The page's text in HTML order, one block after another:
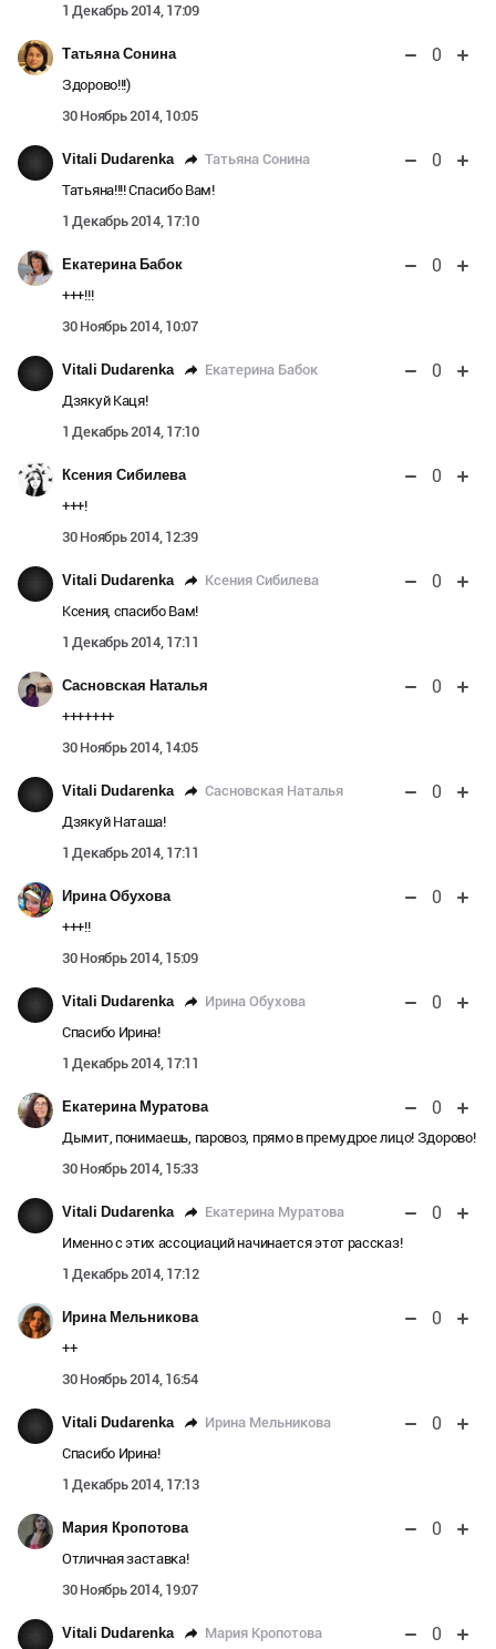
1 Декабрь 2014, 17:09
Татьяна Сонина 0
Здорово!!!)
30 Ноябрь 2014, 10:05
Vitali Dudarenka Татьяна Сонина 0
Татьяна!!!! Спасибо Вам!
1 Декабрь 2014, 17:10
Екатерина Бабок 0
+++!!!
30 Ноябрь 2014, 10:07
Vitali Dudarenka Екатерина Бабок 0
Дзякуй Каця!
1 Декабрь 2014, 17:10
Ксения Сибилева 0
+++!
30 Ноябрь 2014, 12:39
Vitali Dudarenka Ксения Сибилева 0
Ксения, спасибо Вам!
1 Декабрь 2014, 17:11
Сасновская Наталья 0
+++++++
30 Ноябрь 2014, 14:05
Vitali Dudarenka Сасновская Наталья 0
Дзякуй Наташа!
1 Декабрь 2014, 17:11
Ирина Обухова 0
+++!!
30 Ноябрь 2014, 15:09
Vitali Dudarenka Ирина Обухова 0
Спасибо Ирина!
1 Декабрь 2014, 17:11
Екатерина Муратова 0
Дымит, понимаешь, паровоз, прямо в премудрое лицо! Здорово!
30 Ноябрь 2014, 15:33
Vitali Dudarenka Екатерина Муратова 0
Именно с этих ассоциаций начинается этот рассказ!
1 Декабрь 2014, 17:12
Ирина Мельникова 0
++
30 Ноябрь 2014, 16:54
Vitali Dudarenka Ирина Мельникова 0
Спасибо Ирина!
1 Декабрь 2014, 17:13
Мария Кропотова 0
Отличная заставка!
30 Ноябрь 2014, 19:07
Vitali Dudarenka Мария Кропотова 0